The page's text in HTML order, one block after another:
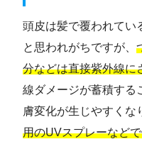
頭皮は髪で覆われてい
と思われがちですが、
分などは直接紫外線に
線ダメージが蓄積する
膚変化が生じやすくな
用のUVスプレーなど